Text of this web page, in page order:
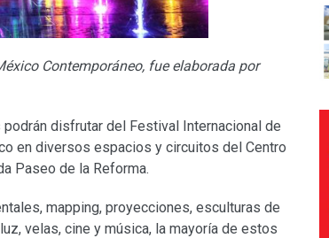
Contemporáneo, fue elaborada por
disfrutar del Festival Internacional de
en diversos espacios y circuitos del Centro
Paseo de la Reforma.
mapping, proyecciones, esculturas de
velas, cine y música, la mayoría de estos